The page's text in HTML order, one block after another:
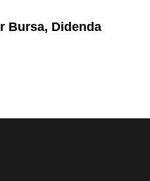
Bursa, Didenda